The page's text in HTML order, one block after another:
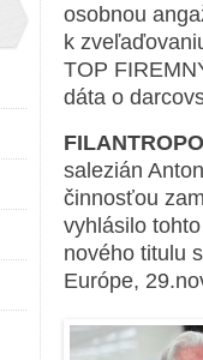
osobnou
k
TOP
dáta o
salezián
činnosťou
vyhlásilo
nového titulu
Európe,